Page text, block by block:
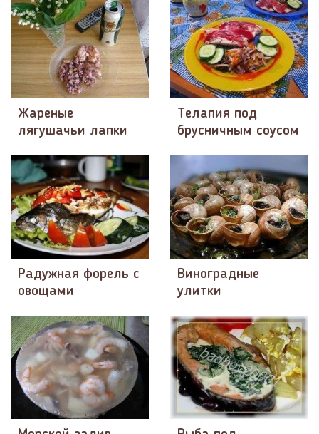
Жареные
лягушачьи лапки
Телапия под
брусничным соусом
Радужная форель с
овощами
Виноградные
улитки